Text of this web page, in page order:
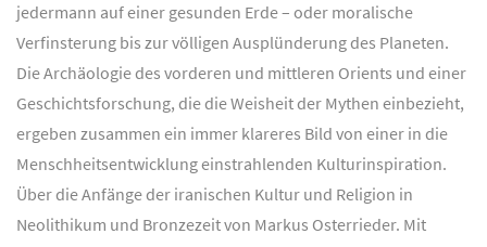
jedermann auf einer gesunden Erde – oder moralische
Verfinsterung bis zur völligen Ausplünderung des Planeten.
Die Archäologie des vorderen und mittleren Orients und einer
Geschichtsforschung, die die Weisheit der Mythen einbezieht,
ergeben zusammen ein immer klareres Bild von einer in die
Menschheitsentwicklung einstrahlenden Kulturinspiration.
Über die Anfänge der iranischen Kultur und Religion in
Neolithikum und Bronzezeit von Markus Osterrieder. Mit